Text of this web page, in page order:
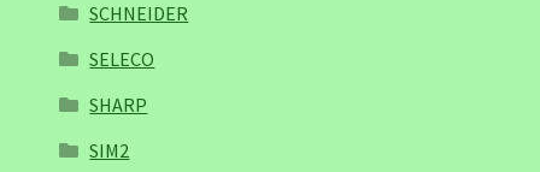
SCHNEIDER
SELECO
SHARP
SIM2